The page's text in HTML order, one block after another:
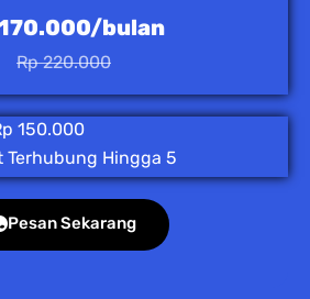
bulan
Rp 220.000
150.000
Terhubung Hingga 5
Pesan Sekarang